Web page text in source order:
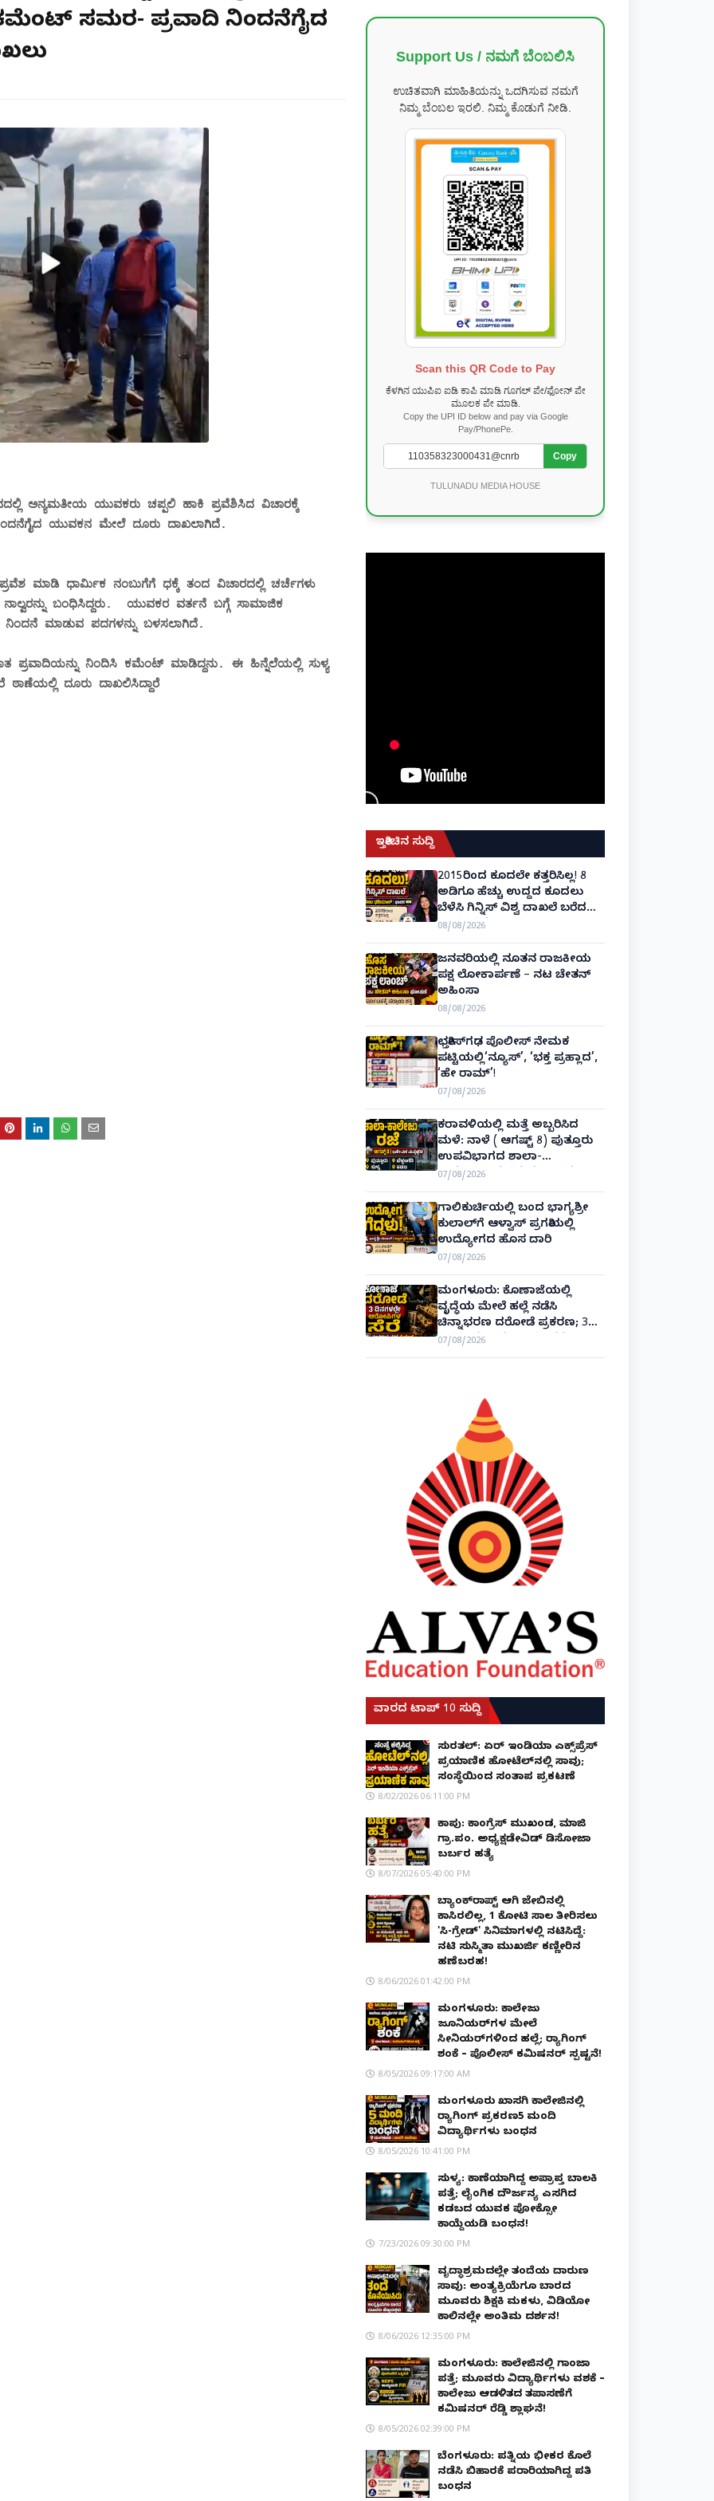
ಸಮರ- ಪ್ರವಾದಿ ನಿಂದನೆಗೈದ
ಅನ್ಯಮತೀಯ ಯುವಕರು ಚಪ್ಪಲಿ ಹಾಕಿ ಪ್ರವೆಶಿಸಿದ ವಿಚಾರಕ್ಕೆ
ಯುವಕನ ಮೇಲೆ ದೂರು ದಾಖಲಾಗಿದೆ.
ಪ್ರವೆಶ ಮಾಡಿ ಧಾರ್ಮಿಕ ನಂಬುಗೆಗೆ ಧಕ್ಕೆ ತಂದ ವಿಚಾರದಲ್ಲಿ ಚರ್ಚೆಗಳು
ಬಂಧಿಸಿದ್ದರು. ಯುವಕರ ವರ್ತನೆ ಬಗ್ಗೆ ಸಾಮಾಜಿಕ
ನಿಂದನೆ ಮಾಡುವ ಪದಗಳನ್ನು ಬಳಸಲಾಗಿದೆ.
ಪ್ರವಾದಿಯನ್ನು ನಿಂದಿಸಿ ಕಮೆಂಟ್ ಮಾಡಿದ್ದನು. ಈ ಹಿನ್ನೆಲೆಯಲ್ಲಿ ಸುಳ್ಯ
ದೂರು ದಾಖಲಿಸಿದ್ದಾರೆ
Support Us / ನಮಗೆ ಬೆಂಬಲಿಸಿ
ಉಚಿತವಾಗಿ ಮಾಹಿತಿಯನ್ನು ಒದಗಿಸುವ ನಮಗೆ
ನಿಮ್ಮ ಬೆಂಬಲ ಇರಲಿ. ನಿಮ್ಮ ಕೊಡುಗೆ ನೀಡಿ.
Scan this QR Code to Pay
ಕೆಳಗಿನ ಯುಪಿಐ ಐಡಿ ಕಾಪಿ ಮಾಡಿ ಗೂಗಲ್ ಪೇ/ಫೋನ್ ಪೇ
ಮೂಲಕ ಪೇ ಮಾಡಿ.
Copy the UPI ID below and pay via Google
Pay/PhonePe.
Copy
TULUNADU MEDIA HOUSE
ಇತ್ತೀಚಿನ ಸುದ್ದಿ
2015ರಿಂದ ಕೂದಲೇ ಕತ್ತರಿಸಿಲ್ಲ! 8
ಅಡಿಗೂ ಹೆಚ್ಚು ಉದ್ದದ ಕೂದಲು
ಬೆಳೆಸಿ ಗಿನ್ನಿಸ್ ವಿಶ್ವ ದಾಖಲೆ ಬರೆದ
ಭಾರತದ ರೇಣು ಧರಿಯಾಲ್!
08/08/2026
ಜನವರಿಯಲ್ಲಿ ನೂತನ ರಾಜಕೀಯ
ಪಕ್ಷ ಲೋಕಾರ್ಪಣೆ – ನಟ ಚೇತನ್
ಅಹಿಂಸಾ
08/08/2026
ಛತ್ತೀಸ್‌ಗಢ ಪೊಲೀಸ್ ನೇಮಕ
ಪಟ್ಟಿಯಲ್ಲಿ‘ನ್ಯೂಸ್’, ‘ಭಕ್ತ ಪ್ರಹ್ಲಾದ’,
‘ಹೇ ರಾಮ್’!
07/08/2026
ಕರಾವಳಿಯಲ್ಲಿ ಮತ್ತೆ ಅಬ್ಬರಿಸಿದ
ಮಳೆ: ನಾಳೆ ( ಆಗಷ್ಟ್ 8) ಪುತ್ತೂರು
ಉಪವಿಭಾಗದ ಶಾಲಾ-
ಕಾಲೇಜುಗಳಿಗೆ ರಜೆ ಘೋಷಣೆ!
07/08/2026
ಗಾಲಿಕುರ್ಚಿಯಲ್ಲಿ ಬಂದ ಭಾಗ್ಯಶ್ರೀ
ಕುಲಾಲ್‌ಗೆ ಆಳ್ವಾಸ್ ಪ್ರಗತಿಯಲ್ಲಿ
ಉದ್ಯೋಗದ ಹೊಸ ದಾರಿ
07/08/2026
ಮಂಗಳೂರು: ಕೊಣಾಜೆಯಲ್ಲಿ
ವೃದ್ಧೆಯ ಮೇಲೆ ಹಲ್ಲೆ ನಡೆಸಿ
ಚಿನ್ನಾಭರಣ ದರೋಡೆ ಪ್ರಕರಣ; 3
ದಿನಗಳಲ್ಲೇ ಆರೋಪಿಗಳ ಸೆರೆ!
07/08/2026
ವಾರದ ಟಾಪ್ 10 ಸುದ್ದಿ
ಸುರತ್ಕಲ್: ಏರ್ ಇಂಡಿಯಾ ಎಕ್ಸ್‌ಪ್ರೆಸ್
ಪ್ರಯಾಣಿಕ ಹೋಟೆಲ್‌ನಲ್ಲಿ ಸಾವು;
ಸಂಸ್ಥೆಯಿಂದ ಸಂತಾಪ ಪ್ರಕಟಣೆ
8/02/2026 06:11:00 PM
ಕಾಪು: ಕಾಂಗ್ರೆಸ್ ಮುಖಂಡ, ಮಾಜಿ
ಗ್ರಾ.ಪಂ. ಅಧ್ಯಕ್ಷಡೇವಿಡ್ ಡಿಸೋಜಾ
ಬರ್ಬರ ಹತ್ಯೆ
8/07/2026 05:40:00 PM
ಬ್ಯಾಂಕ್‌ರಾಪ್ಟ್‌ ಆಗಿ ಜೇಬಿನಲ್ಲಿ
ಕಾಸಿರಲಿಲ್ಲ, ₹1 ಕೋಟಿ ಸಾಲ ತೀರಿಸಲು
'ಸಿ-ಗ್ರೇಡ್' ಸಿನಿಮಾಗಳಲ್ಲಿ ನಟಿಸಿದ್ದೆ:
ನಟಿ ಸುಸ್ಮಿತಾ ಮುಖರ್ಜಿ ಕಣ್ಣೀರಿನ
ಹಣೆಬರಹ!
8/06/2026 01:42:00 PM
ಮಂಗಳೂರು: ಕಾಲೇಜು
ಜೂನಿಯರ್‌ಗಳ ಮೇಲೆ
ಸೀನಿಯರ್‌ಗಳಿಂದ ಹಲ್ಲೆ; ರ‌್ಯಾಗಿಂಗ್
ಶಂಕೆ – ಪೊಲೀಸ್ ಕಮಿಷನರ್ ಸ್ಪಷ್ಟನೆ!
8/05/2026 09:17:00 AM
ಮಂಗಳೂರು ಖಾಸಗಿ ಕಾಲೇಜಿನಲ್ಲಿ
ರ‌್ಯಾಗಿಂಗ್ ಪ್ರಕರಣ5 ಮಂದಿ
ವಿದ್ಯಾರ್ಥಿಗಳು ಬಂಧನ
8/05/2026 10:41:00 PM
ಸುಳ್ಯ: ಕಾಣೆಯಾಗಿದ್ದ ಅಪ್ರಾಪ್ತ ಬಾಲಕಿ
ಪತ್ತೆ; ಲೈಂಗಿಕ ದೌರ್ಜನ್ಯ ಎಸಗಿದ
ಕಡಬದ ಯುವಕ ಪೋಕ್ಸೋ
ಕಾಯ್ದೆಯಡಿ ಬಂಧನ!
7/23/2026 09:30:00 PM
ವೃದ್ಧಾಶ್ರಮದಲ್ಲೇ ತಂದೆಯ ದಾರುಣ
ಸಾವು: ಅಂತ್ಯಕ್ರಿಯೆಗೂ ಬಾರದ
ಮೂವರು ಶಿಕ್ಷಕಿ ಮಕಳು, ವಿಡಿಯೋ
ಕಾಲಿನಲ್ಲೇ ಅಂತಿಮ ದರ್ಶನ!
8/06/2026 12:35:00 PM
ಮಂಗಳೂರು: ಕಾಲೇಜಿನಲ್ಲಿ ಗಾಂಜಾ
ಪತ್ತೆ; ಮೂವರು ವಿದ್ಯಾರ್ಥಿಗಳು ವಶಕ್ಕೆ –
ಕಾಲೇಜು ಆಡಳಿತದ ತಪಾಸಣೆಗೆ
ಕಮಿಷನರ್ ರೆಡ್ಡಿ ಶ್ಲಾಘನೆ!
8/05/2026 02:39:00 PM
ಬೆಂಗಳೂರು: ಪತ್ನಿಯ ಭೀಕರ ಕೊಲೆ
ನಡೆಸಿ ಬಿಹಾರಕ್ಕೆ ಪರಾರಿಯಾಗಿದ್ದ ಪತಿ
ಬಂಧನ